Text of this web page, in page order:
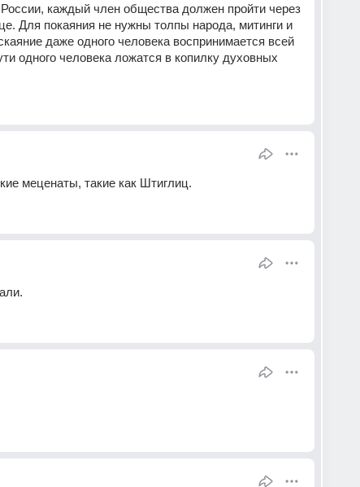
каждый член общества должен пройти через
Для покаяния не нужны толпы народа, митинги и
даже одного человека воспринимается всей
одного человека ложатся в копилку духовных
меценаты, такие как Штиглиц.